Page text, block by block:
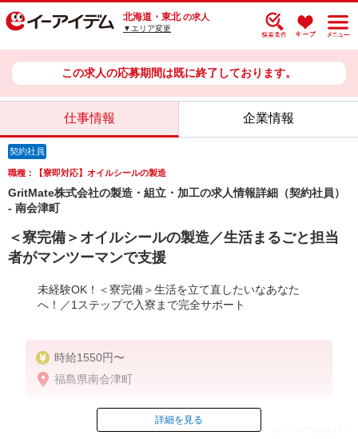
北海道・東北 の求人
▼エリア変更
この求人の応募期間は既に終了しております。
仕事情報 企業情報
契約社員
職種：【寮即対応】オイルシールの製造
GritMate株式会社の製造・組立・加工の求人情報詳細（契約社員）
- 南会津町
＜寮完備＞オイルシールの製造／生活まるごと担当
者がマンツーマンで支援
未経験OK！＜寮完備＞生活を立て直したいなあなた
へ！／1ステップで入寮まで完全サポート
時給1550円〜
福島県南会津町
ID：AD1027490446
詳細を見る